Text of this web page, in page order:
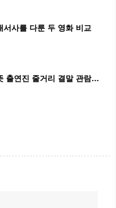
서사를 다룬 두 영화 비교
영화 서브스턴스 정보 뜻 출연진 줄거리 결말 관람평 및 리뷰